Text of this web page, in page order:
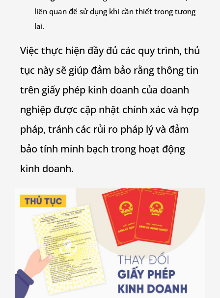
liên quan để sử dụng khi cần thiết trong tương
lai.
Việc thực hiện đầy đủ các quy trình, thủ
tục này sẽ giúp đảm bảo rằng thông tin
trên giấy phép kinh doanh của doanh
nghiệp được cập nhật chính xác và hợp
pháp, tránh các rủi ro pháp lý và đảm
bảo tính minh bạch trong hoạt động
kinh doanh.